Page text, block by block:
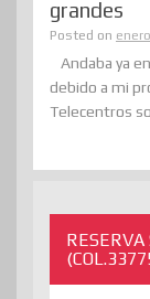
grandes
Posted on
Andaba ya
debido a mi
Telecentros
RESERVA